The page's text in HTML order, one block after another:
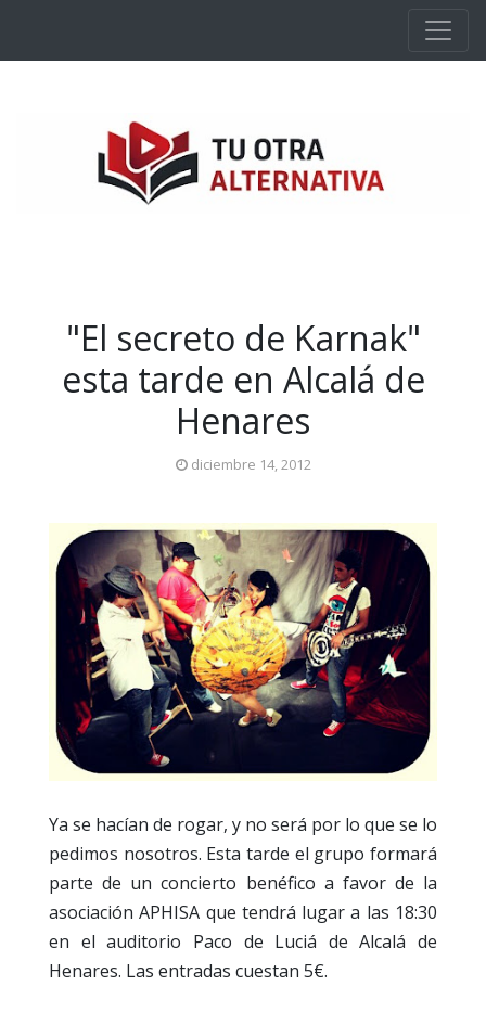
"El secreto de Karnak"
esta tarde en Alcalá de
Henares
diciembre 14, 2012
Ya se hacían de rogar, y no será por lo que se lo
pedimos nosotros. Esta tarde el grupo formará
parte de un concierto benéfico a favor de la
asociación APHISA que tendrá lugar a las 18:30
en el auditorio Paco de Luciá de Alcalá de
Henares. Las entradas cuestan 5€.